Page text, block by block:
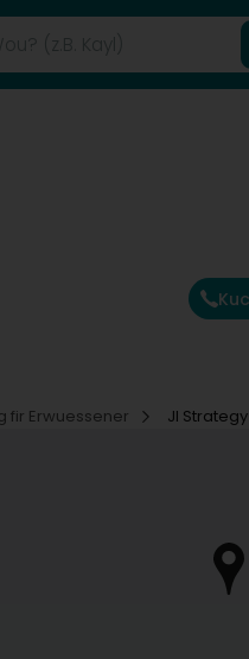
fir Erwuessener JI